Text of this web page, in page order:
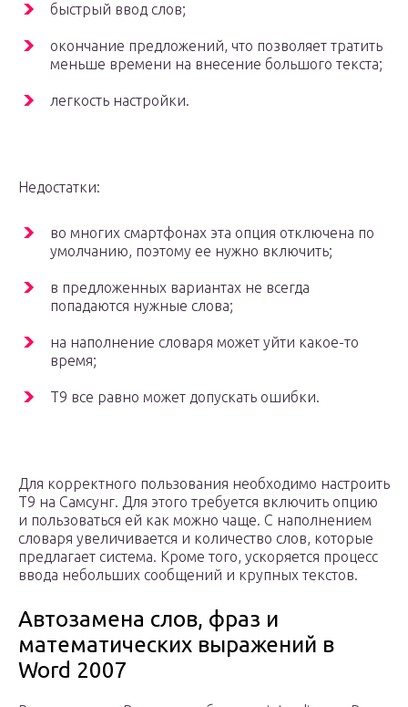
быстрый ввод слов;
окончание предложений, что позволяет тратить
меньше времени на внесение большого текста;
легкость настройки.
Недостатки:
во многих смартфонах эта опция отключена по
умолчанию, поэтому ее нужно включить;
в предложенных вариантах не всегда
попадаются нужные слова;
на наполнение словаря может уйти какое-то
время;
Т9 все равно может допускать ошибки.
Для корректного пользования необходимо настроить
Т9 на Самсунг. Для этого требуется включить опцию
и пользоваться ей как можно чаще. С наполнением
словаря увеличивается и количество слов, которые
предлагает система. Кроме того, ускоряется процесс
ввода небольших сообщений и крупных текстов.
Автозамена слов, фраз и
математических выражений в
Word 2007